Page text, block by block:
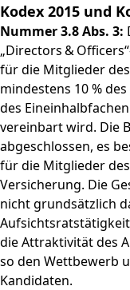
Kodex 2015 und
Nummer 3.8 Abs. 3:
„Directors &
für die Mitglieder
mindestens 10 %
des
vereinbart wird. Die
abgeschlossen, es
für die Mitglieder
Versicherung. Die
nicht grundsätzlich
die Attraktivität des
so den Wettbewerb
Kandidaten.